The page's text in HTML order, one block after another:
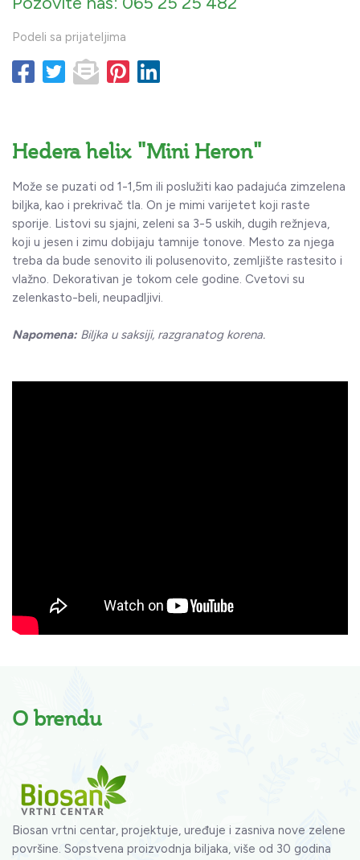
Podeli sa prijateljima
Hedera helix "Mini Heron"
Može se puzati od 1-1,5m ili poslužiti kao padajuća zimzelena
biljka, kao i prekrivač tla. On je mimi varijetet koji raste
sporije. Listovi su sjajni, zeleni sa 3-5 uskih, dugih režnjeva,
koji u jesen i zimu dobijaju tamnije tonove. Mesto za njega
treba da bude senovito ili polusenovito, zemljište rastesito i
vlažno. Dekorativan je tokom cele godine. Cvetovi su
zelenkasto-beli, neupadljivi.
Napomena: Biljka u saksiji, razgranatog korena.
O brendu
Biosan vrtni centar, projektuje, uređuje i zasniva nove zelene
površine. Sopstvena proizvodnja biljaka, više od 30 godina